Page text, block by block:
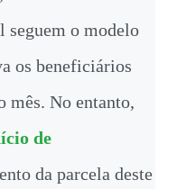
o modelo
os beneficiários
mês. No entanto,
de
da parcela deste